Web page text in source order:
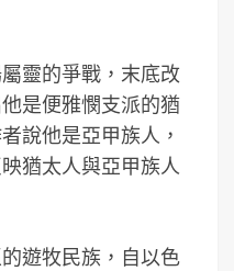
靈的爭戰，末底改
是便雅憫支派的猶
說他是亞甲族人，
猶太人與亞甲族人
遊牧民族，自以色